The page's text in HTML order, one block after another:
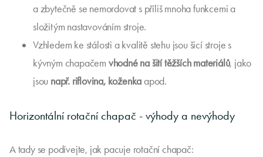
a zbytečně se nemordovat s příliš mnoha funkcemi a
složitým nastavováním stroje.
Vzhledem ke stálosti a kvalitě stehu jsou šicí stroje s
kývným chapačem vhodné na šití těžších materiálů, jako
jsou např. riflovina, koženkaapod.
Horizontální rotační chapač - výhody a nevýhody
A tady se podívejte, jak pacuje rotační chapač: